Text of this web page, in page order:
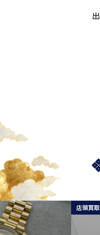
店頭買取